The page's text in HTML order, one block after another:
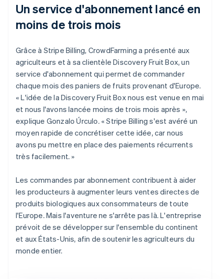
Un service d'abonnement lancé en
moins de trois mois
Grâce à Stripe Billing, CrowdFarming a présenté aux
agriculteurs et à sa clientèle Discovery Fruit Box, un
service d'abonnement qui permet de commander
chaque mois des paniers de fruits provenant d'Europe.
« L'idée de la Discovery Fruit Box nous est venue en mai
et nous l'avons lancée moins de trois mois après »,
explique Gonzalo Úrculo. « Stripe Billing s'est avéré un
moyen rapide de concrétiser cette idée, car nous
avons pu mettre en place des paiements récurrents
très facilement. »
Les commandes par abonnement contribuent à aider
les producteurs à augmenter leurs ventes directes de
produits biologiques aux consommateurs de toute
l'Europe. Mais l'aventure ne s'arrête pas là. L'entreprise
prévoit de se développer sur l'ensemble du continent
et aux États-Unis, afin de soutenir les agriculteurs du
monde entier.